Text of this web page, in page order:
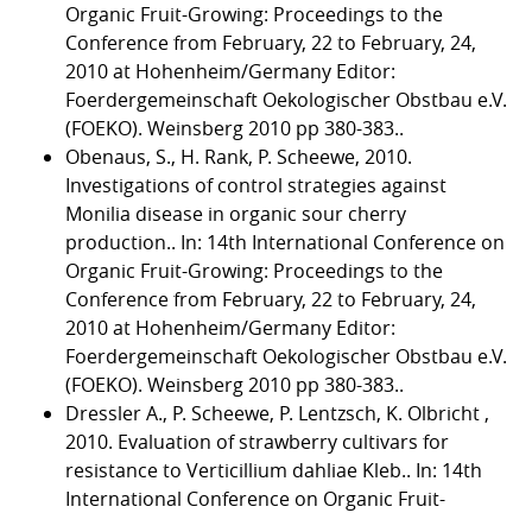
Organic Fruit-Growing: Proceedings to the
Conference from February, 22 to February, 24,
2010 at Hohenheim/Germany Editor:
Foerdergemeinschaft Oekologischer Obstbau e.V.
(FOEKO). Weinsberg 2010 pp 380-383..
Obenaus, S., H. Rank, P. Scheewe, 2010.
Investigations of control strategies against
Monilia disease in organic sour cherry
production.. In: 14th International Conference on
Organic Fruit-Growing: Proceedings to the
Conference from February, 22 to February, 24,
2010 at Hohenheim/Germany Editor:
Foerdergemeinschaft Oekologischer Obstbau e.V.
(FOEKO). Weinsberg 2010 pp 380-383..
Dressler A., P. Scheewe, P. Lentzsch, K. Olbricht ,
2010. Evaluation of strawberry cultivars for
resistance to Verticillium dahliae Kleb.. In: 14th
International Conference on Organic Fruit-